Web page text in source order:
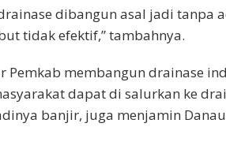
dibangun asal jadi tanpa
tidak efektif,” tambahnya.
Pemkab membangun drainase
dapat di salurkan ke
banjir, juga menjamin